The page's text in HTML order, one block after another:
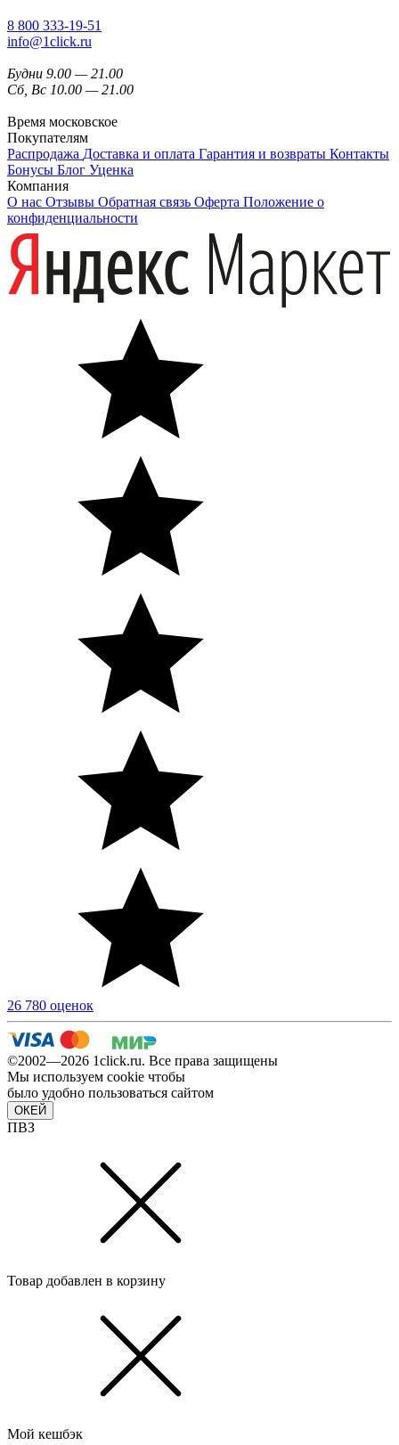
8 800 333-19-51
info@1click.ru
Будни 9.00 — 21.00
Сб, Вс 10.00 — 21.00
Время московское
Покупателям
Распродажа Доставка и оплата Гарантия и возвраты Контакты
Бонусы Блог Уценка
Компания
О нас Отзывы Обратная связь Оферта Положение о
конфиденциальности
26 780 оценок
©2002—2026 1сlick.ru. Все права защищены
Мы используем cookie чтобы
было удобно пользоваться сайтом
ОКЕЙ
ПВЗ
Товар добавлен в корзину
Мой кешбэк